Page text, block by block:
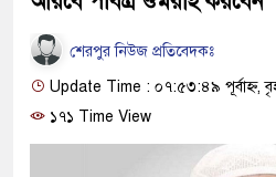
শেরপুর নিউজ প্রতিবেদকঃ
Update Time : ০৭:৫৩:৪৯ পূর্বাহ্ন,
১৭১ Time View